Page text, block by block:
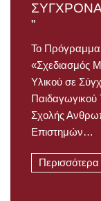
”
Το
«Σχεδιασμός
Υλικού σε
Παιδαγωγικού
Σχολής
Επιστημών…
Περισσότερα